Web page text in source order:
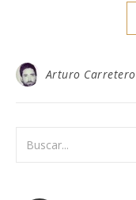
Arturo Carretero